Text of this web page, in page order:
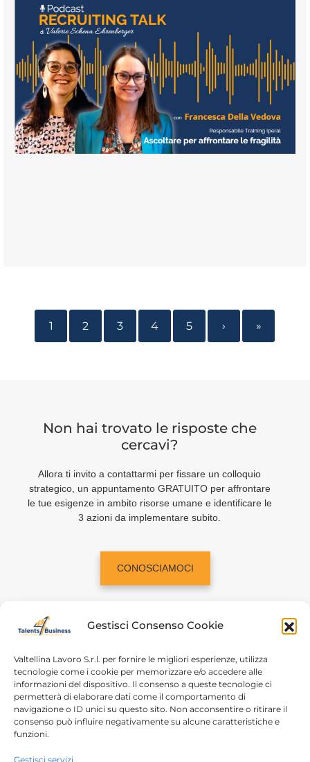
Gestisci Consenso Cookie
Valtellina Lavoro S.r.l. per fornire le migliori esperienze, utilizza
tecnologie come i cookie per memorizzare e/o accedere alle
informazioni del dispositivo. Il consenso a queste tecnologie ci
permetterà di elaborare dati come il comportamento di
navigazione o ID unici su questo sito. Non acconsentire o ritirare il
consenso può influire negativamente su alcune caratteristiche e
funzioni.
Gestisci servizi
1 2 3 4 5 › »
Non hai trovato le risposte che
cercavi?
Allora ti invito a contattarmi per fissare un colloquio
strategico, un appuntamento GRATUITO per affrontare
le tue esigenze in ambito risorse umane e identificare le
3 azioni da implementare subito.
CONOSCIAMOCI
Home
Login
Chi siamo
Conosciamoci